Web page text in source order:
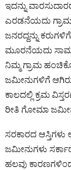
ಇದನ್ನು
ಎರಡನೆಯದು
ಜನರದ್ದನ್ನು
ಮೂರನೆಯದು
ನಿಮ್ಮ ಗ್ರಾಮ
ಜಮೀನುಗಳಿಗೆ
ಕಾಲದಲ್ಲಿ ಕ್ರಮ
ರೀತಿ ಗೋಮಾ
ಸರಕಾರದ ಆಸ್ತಿಗಳು
ಜಮೀನುಗಳು
ಹಲವು